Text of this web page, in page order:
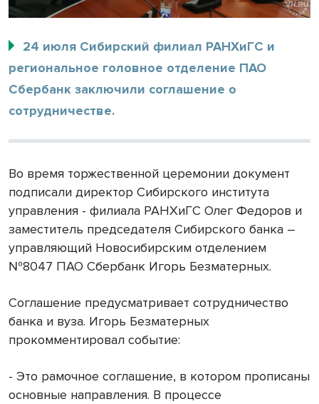
24 июля Сибирский филиал РАНХиГС и
региональное головное отделение ПАО
Сбербанк заключили соглашение о
сотрудничестве.
Во время торжественной церемонии документ
подписали директор Сибирского института
управления - филиала РАНХиГС Олег Федоров и
заместитель председателя Сибирского банка –
управляющий Новосибирским отделением
№8047 ПАО Сбербанк Игорь Безматерных.
Соглашение предусматривает сотрудничество
банка и вуза. Игорь Безматерных
прокомментировал событие:
- Это рамочное соглашение, в котором прописаны
основные направления. В процессе